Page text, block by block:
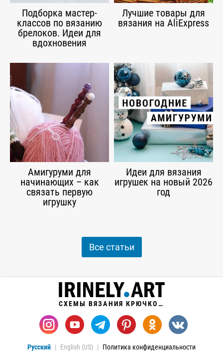
Подборка мастер-
классов по вязанию
брелоков. Идеи для
вдохновения
Лучшие товары для
вязания на AliExpress
Амигуруми для
начинающих – как
связать первую
игрушку
Идеи для вязания
игрушек на новый 2026
год
Все статьи
СХЕМЫ ВЯЗАНИЯ КРЮЧКОМ
Русский English (US) Политика конфиденциальности